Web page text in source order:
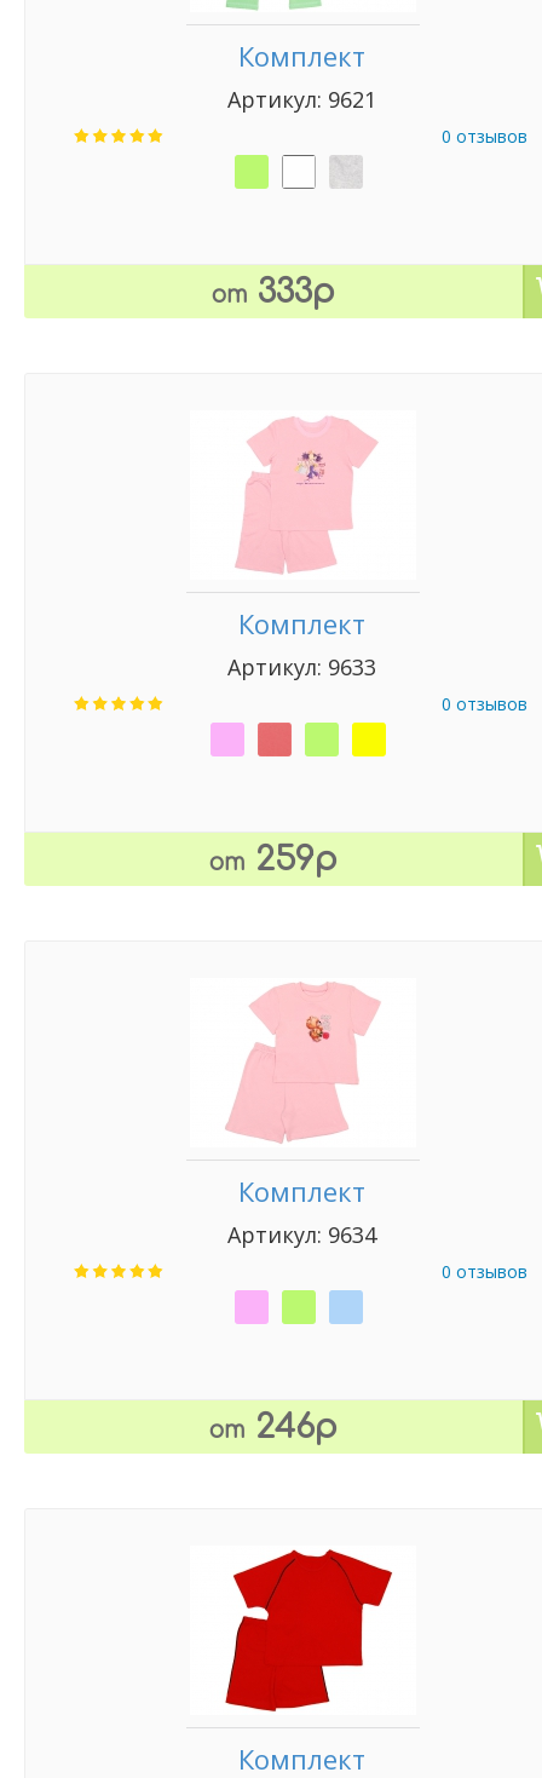
Комплект
Артикул: 9621
0 отзывов
от 333р
Комплект
Артикул: 9633
0 отзывов
от 259р
Комплект
Артикул: 9634
0 отзывов
от 246р
Комплект